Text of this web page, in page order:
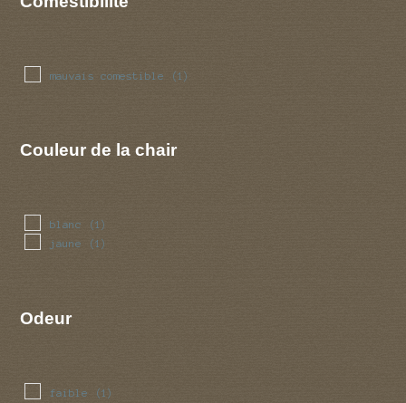
mauvais comestible (1)
Couleur de la chair
blanc (1)
jaune (1)
Odeur
faible (1)